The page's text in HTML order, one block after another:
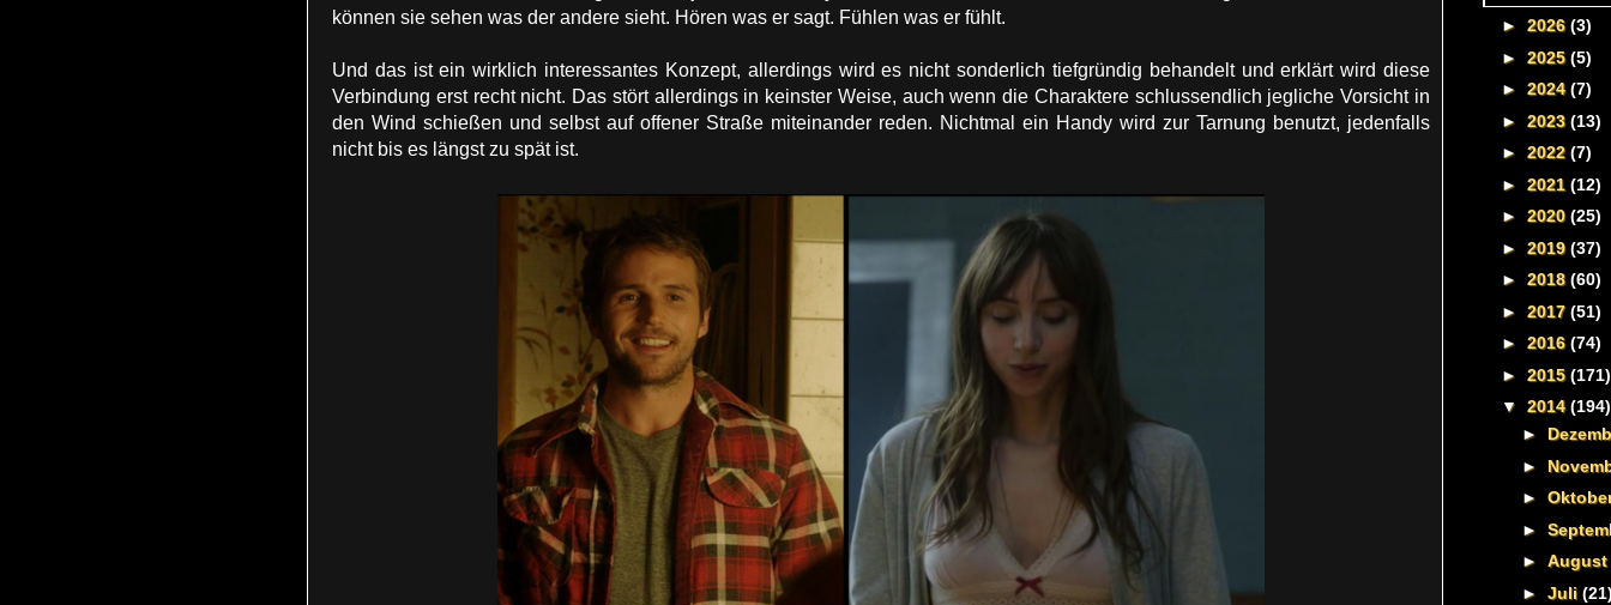
können sie sehen was der andere sieht. Hören was er sagt. Fühlen was er fühlt.
Und das ist ein wirklich interessantes Konzept, allerdings wird es nicht sonderlich tiefgründig behandelt und erklärt wird diese
Verbindung erst recht nicht. Das stört allerdings in keinster Weise, auch wenn die Charaktere schlussendlich jegliche Vorsicht in
den Wind schießen und selbst auf offener Straße miteinander reden. Nichtmal ein Handy wird zur Tarnung benutzt, jedenfalls
nicht bis es längst zu spät ist.
► 2026(3)
► 2025(5)
► 2024(7)
► 2023(13)
► 2022 (7)
► 2021 (12)
► 2020(25)
► 2019(37)
► 2018(60)
► 2017(51)
► 2016(74)
► 2015(171)
▼ 2014(194)
►
►
►
►
► August
► Juli